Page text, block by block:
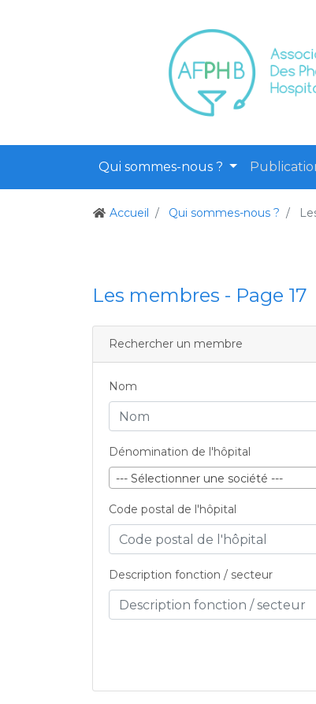
Qui sommes-nous ?
Accueil Qui sommes-nous ?
Les membres - Page 17
Rechercher un membre
Nom
Dénomination de l'hôpital
--- Sélectionner une société ---
Code postal de l'hôpital
Description fonction / secteur